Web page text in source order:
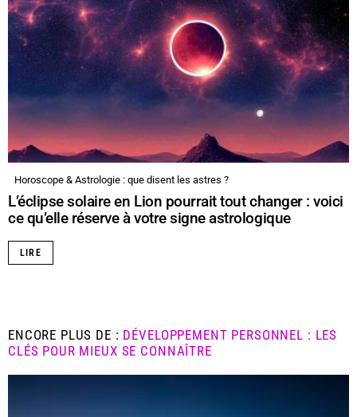
Horoscope & Astrologie : que disent les astres ?
L’éclipse solaire en Lion pourrait tout changer : voici
ce qu’elle réserve à votre signe astrologique
LIRE
ENCORE PLUS DE : DÉVELOPPEMENT PERSONNEL : LES
CLÉS POUR MIEUX SE CONNAÎTRE